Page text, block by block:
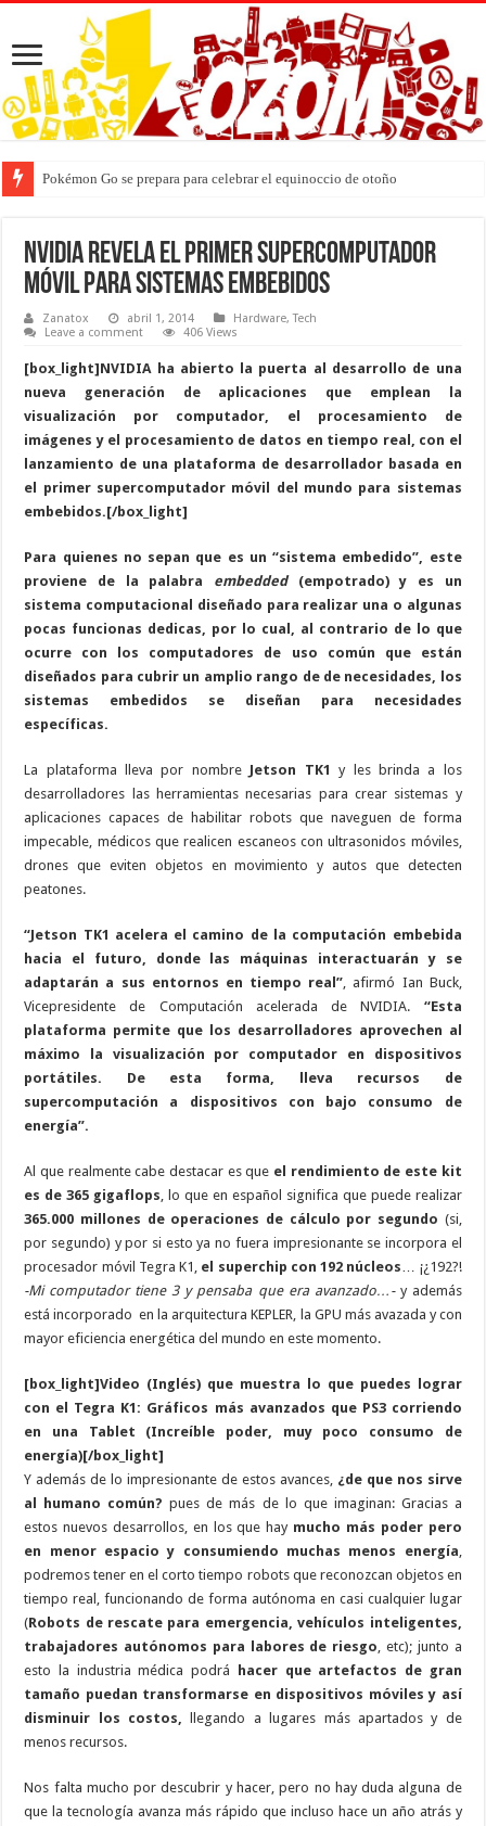
Pokémon Go se prepara para celebrar el equinoccio de otoño
NVIDIA revela el primer supercomputador
móvil para sistemas embebidos
Zanatox abril 1, 2014 Hardware,Tech
Leave a comment
406 Views
[box_light]NVIDIA ha abierto la puerta al desarrollo de una
nueva generación de aplicaciones que emplean la
visualización por computador, el procesamiento de
imágenes y el procesamiento de datos en tiempo real, con el
lanzamiento de una plataforma de desarrollador basada en
el primer supercomputador móvil del mundo para sistemas
embebidos.[/box_light]
Para quienes no sepan que es un “sistema embedido”, este
proviene de la palabra embedded(empotrado) y es un
sistema computacional diseñado para realizar una o algunas
pocas funcionas dedicas, por lo cual, al contrario de lo que
ocurre con los computadores de uso común que están
diseñados para cubrir un amplio rango de de necesidades, los
sistemas embedidos se diseñan para necesidades
específicas.
La plataforma lleva por nombre Jetson TK1 y les brinda a los
desarrolladores las herramientas necesarias para crear sistemas y
aplicaciones capaces de habilitar robots que naveguen de forma
impecable, médicos que realicen escaneos con ultrasonidos móviles,
drones que eviten objetos en movimiento y autos que detecten
peatones.
“Jetson TK1 acelera el camino de la computación embebida
hacia el futuro, donde las máquinas interactuarán y se
adaptarán a sus entornos en tiempo real”, afirmó Ian Buck,
Vicepresidente de Computación acelerada de NVIDIA. “Esta
plataforma permite que los desarrolladores aprovechen al
máximo la visualización por computador en dispositivos
portátiles. De esta forma, lleva recursos de
supercomputación a dispositivos con bajo consumo de
energía”.
Al que realmente cabe destacar es que el rendimiento de este kit
es de 365 gigaflops, lo que en español significa que puede realizar
365.000 millones de operaciones de cálculo por segundo (si,
por segundo) y por si esto ya no fuera impresionante se incorpora el
procesador móvil Tegra K1, el superchip con 192 núcleos… ¡¿192?!
-Mi computador tiene 3 y pensaba que era avanzado…- y además
está incorporado en la arquitectura KEPLER, la GPU más avazada y con
mayor eficiencia energética del mundo en este momento.
[box_light]Video (Inglés) que muestra lo que puedes lograr
con el Tegra K1: Gráficos más avanzados que PS3 corriendo
en una Tablet (Increíble poder, muy poco consumo de
energía)[/box_light]
Y además de lo impresionante de estos avances, ¿de que nos sirve
al humano común? pues de más de lo que imaginan: Gracias a
estos nuevos desarrollos, en los que hay mucho más poder pero
en menor espacio y consumiendo muchas menos energía,
podremos tener en el corto tiempo robots que reconozcan objetos en
tiempo real, funcionando de forma autónoma en casi cualquier lugar
(Robots de rescate para emergencia, vehículos inteligentes,
trabajadores autónomos para labores de riesgo, etc); junto a
esto la industria médica podrá
hacer que artefactos de gran
tamaño puedan transformarse en dispositivos móviles y así
disminuir los costos,
llegando a lugares más apartados y de
menos recursos.
Nos falta mucho por descubrir y hacer, pero no hay duda alguna de
que la tecnología avanza más rápido que incluso hace un año atrás y